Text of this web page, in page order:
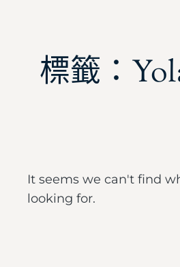
標籤：
It seems we can't find
looking for.